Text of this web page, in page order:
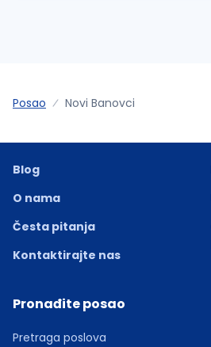
Posao Novi Banovci
Blog
O nama
Česta pitanja
Kontaktirajte nas
Pronađite posao
Pretraga poslova